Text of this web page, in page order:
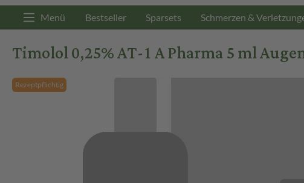
Menü Bestseller Sparsets Schmerzen &
Timolol 0,25% AT-1 A Pharma 5 ml
Rezeptpflichtig